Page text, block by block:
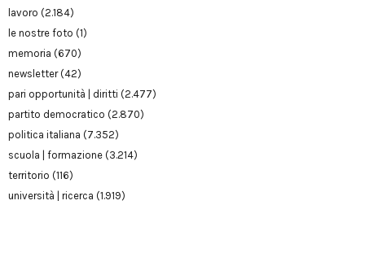
lavoro (2.184)
le nostre foto (1)
memoria (670)
newsletter(42)
pari opportunità | diritti (2.477)
partito democratico (2.870)
politica italiana (7.352)
scuola | formazione (3.214)
territorio (116)
università | ricerca (1.919)